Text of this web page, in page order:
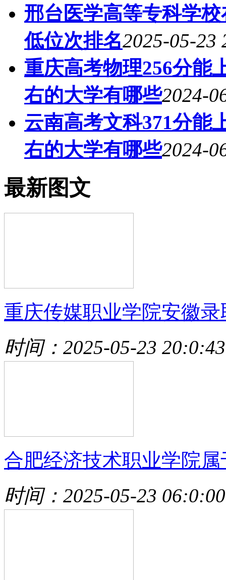
邢台医学高等专科学
低位次排名2025-05-23
重庆高考物理256分能
右的大学有哪些2024-
云南高考文科371分能
右的大学有哪些2024-
最新图文
重庆传媒职业学院安徽录
时间：2025-05-23 20:0:43
合肥经济技术职业学院属
时间：2025-05-23 06:0:00